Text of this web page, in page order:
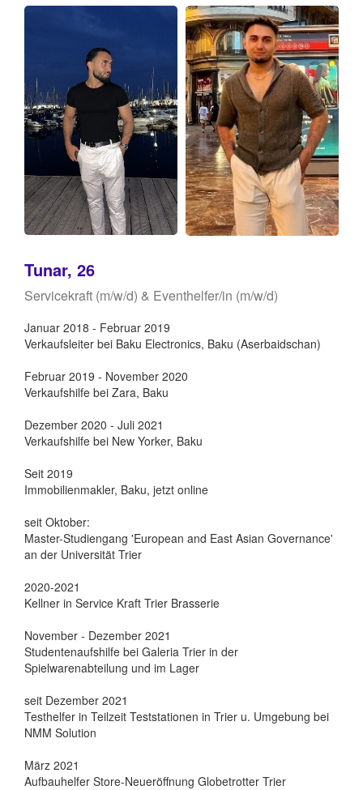
Tunar, 26
Servicekraft (m/w/d) & Eventhelfer/in (m/w/d)
Januar 2018 - Februar 2019
Verkaufsleiter bei Baku Electronics, Baku (Aserbaidschan)
Februar 2019 - November 2020
Verkaufshilfe bei Zara, Baku
Dezember 2020 - Juli 2021
Verkaufshilfe bei New Yorker, Baku
Seit 2019
Immobilienmakler, Baku, jetzt online
seit Oktober:
Master-Studiengang 'European and East Asian Governance'
an der Universität Trier
2020-2021
Kellner in Service Kraft Trier Brasserie
November - Dezember 2021
Studentenaufshilfe bei Galeria Trier in der
Spielwarenabteilung und im Lager
seit Dezember 2021
Testhelfer in Teilzeit Teststationen in Trier u. Umgebung bei
NMM Solution
März 2021
Aufbauhelfer Store-Neueröffnung Globetrotter Trier